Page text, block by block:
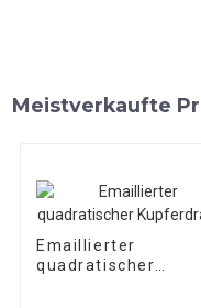
Meistverkaufte
Emaillierter
quadratischer